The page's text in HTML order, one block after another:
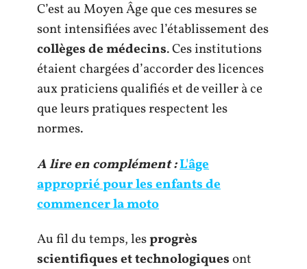
C’est au Moyen Âge que ces mesures se
sont intensifiées avec l’établissement des
collèges de médecins. Ces institutions
étaient chargées d’accorder des licences
aux praticiens qualifiés et de veiller à ce
que leurs pratiques respectent les
normes.
A lire en complément :L'âge
approprié pour les enfants de
commencer la moto
Au fil du temps, lesprogrès
scientifiques et technologiquesont